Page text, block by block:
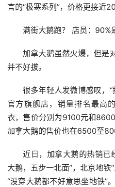
言的“极寒系列”，价格更接近
满街大鹅跑？ 店员：90%
加拿大鹅虽然火爆，但是
并不好拔。
很多年轻人发微博感叹，
官方旗舰店，销量排名最高
衣，售价分别为9100元和
加拿大鹅的售价也在6500至
近日，加拿大鹅的热销已
大鹅，五步一北面”，北京地铁
“没穿大鹅都不好意思坐地铁”